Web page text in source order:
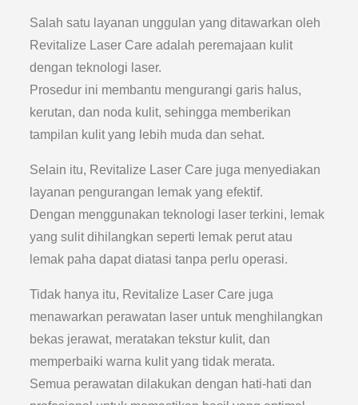
Salah satu layanan unggulan yang ditawarkan oleh
Revitalize Laser Care adalah peremajaan kulit
dengan teknologi laser.
Prosedur ini membantu mengurangi garis halus,
kerutan, dan noda kulit, sehingga memberikan
tampilan kulit yang lebih muda dan sehat.
Selain itu, Revitalize Laser Care juga menyediakan
layanan pengurangan lemak yang efektif.
Dengan menggunakan teknologi laser terkini, lemak
yang sulit dihilangkan seperti lemak perut atau
lemak paha dapat diatasi tanpa perlu operasi.
Tidak hanya itu, Revitalize Laser Care juga
menawarkan perawatan laser untuk menghilangkan
bekas jerawat, meratakan tekstur kulit, dan
memperbaiki warna kulit yang tidak merata.
Semua perawatan dilakukan dengan hati-hati dan